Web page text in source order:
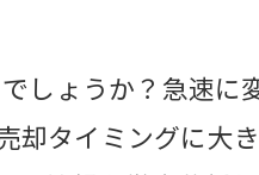
しょうか？急速に
却タイミングに大